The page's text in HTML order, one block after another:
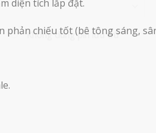
diện tích lắp đặt.
chiếu tốt (bê tông sáng,